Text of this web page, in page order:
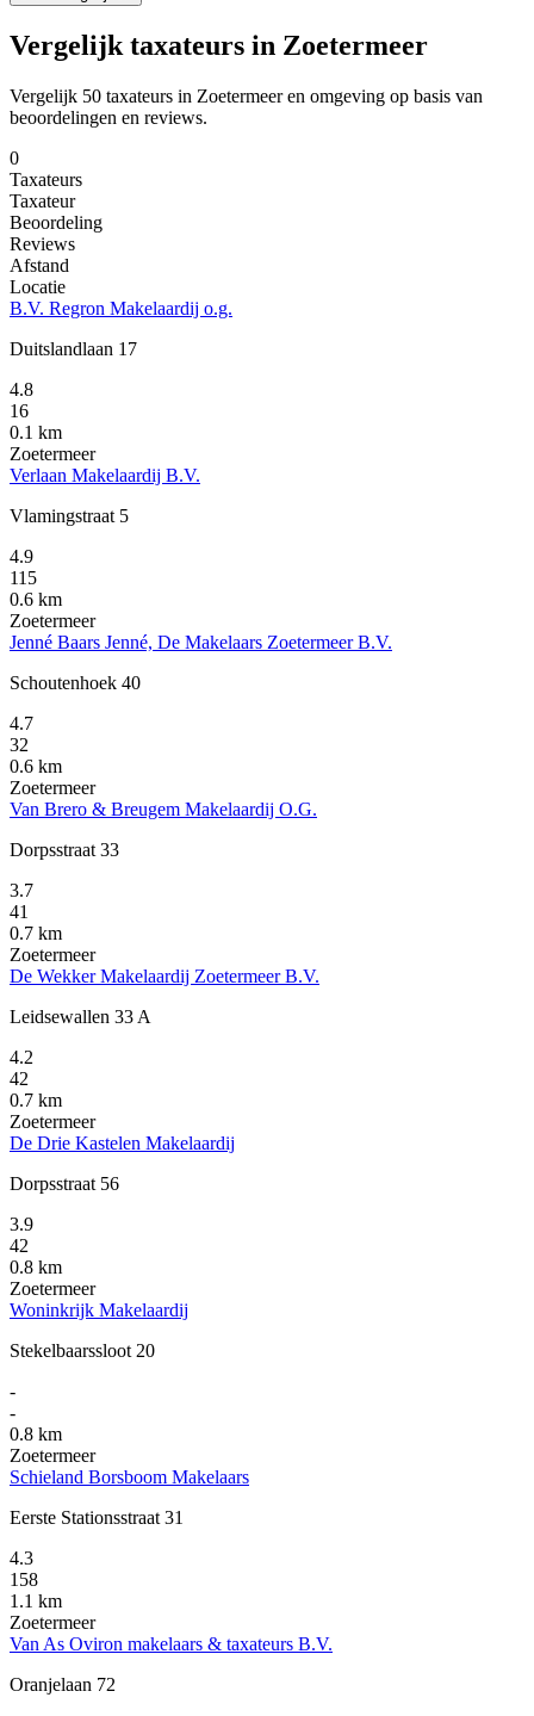
Vergelijk taxateurs in Zoetermeer
Vergelijk 50 taxateurs in Zoetermeer en omgeving op basis van
beoordelingen en reviews.
0
Taxateurs
Taxateur
Beoordeling
Reviews
Afstand
Locatie
B.V. Regron Makelaardij o.g.
Duitslandlaan 17
4.8
16
0.1 km
Zoetermeer
Verlaan Makelaardij B.V.
Vlamingstraat 5
4.9
115
0.6 km
Zoetermeer
Jenné Baars Jenné, De Makelaars Zoetermeer B.V.
Schoutenhoek 40
4.7
32
0.6 km
Zoetermeer
Van Brero & Breugem Makelaardij O.G.
Dorpsstraat 33
3.7
41
0.7 km
Zoetermeer
De Wekker Makelaardij Zoetermeer B.V.
Leidsewallen 33 A
4.2
42
0.7 km
Zoetermeer
De Drie Kastelen Makelaardij
Dorpsstraat 56
3.9
42
0.8 km
Zoetermeer
Woninkrijk Makelaardij
Stekelbaarssloot 20
-
-
0.8 km
Zoetermeer
Schieland Borsboom Makelaars
Eerste Stationsstraat 31
4.3
158
1.1 km
Zoetermeer
Van As Oviron makelaars & taxateurs B.V.
Oranjelaan 72